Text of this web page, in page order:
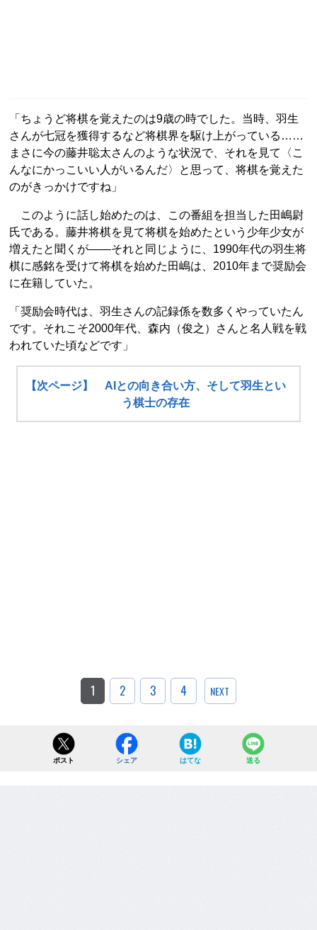
「ちょうど将棋を覚えたのは9歳の時でした。当時、羽生
さんが七冠を獲得するなど将棋界を駆け上がっている……
まさに今の藤井聡太さんのような状況で、それを見て〈こ
んなにかっこいい人がいるんだ〉と思って、将棋を覚えた
のがきっかけですね」
このように話し始めたのは、この番組を担当した田嶋尉
氏である。藤井将棋を見て将棋を始めたという少年少女が
増えたと聞くが――それと同じように、1990年代の羽生将
棋に感銘を受けて将棋を始めた田嶋は、2010年まで奨励会
に在籍していた。
「奨励会時代は、羽生さんの記録係を数多くやっていたん
です。それこそ2000年代、森内（俊之）さんと名人戦を戦
われていた頃などです」
【次ページ】 AIとの向き合い方、そして羽生とい
う棋士の存在
1 2 3 4 NEXT
ポスト シェア はてな 送る